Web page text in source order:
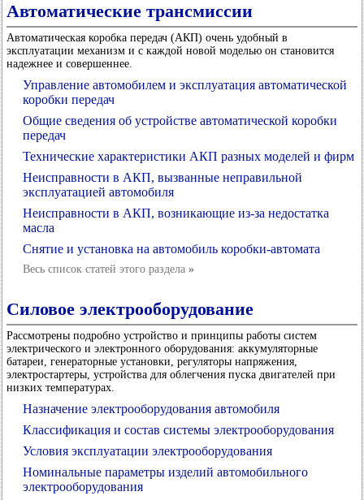
Автоматические трансмиссии
Автоматическая коробка передач (АКП) очень удобный в
эксплуатации механизм и с каждой новой моделью он становится
надежнее и совершеннее.
Управление автомобилем и эксплуатация автоматической
коробки передач
Общие сведения об устройстве автоматической коробки
передач
Технические характеристики АКП разных моделей и фирм
Неисправности в АКП, вызванные неправильной
эксплуатацией автомобиля
Неисправности в АКП, возникающие из-за недостатка
масла
Снятие и установка на автомобиль коробки-автомата
Весь список статей этого раздела »
Силовое электрооборудование
Рассмотрены подробно устройство и принципы работы систем
электрического и электронного оборудования: аккумуляторные
батареи, генераторные установки, регуляторы напряжения,
электростартеры, устройства для облегчения пуска двигателей при
низких температурах.
Назначение электрооборудования автомобиля
Классификация и состав системы электрооборудования
Условия эксплуатации электрооборудования
Номинальные параметры изделий автомобильного
электрооборудования